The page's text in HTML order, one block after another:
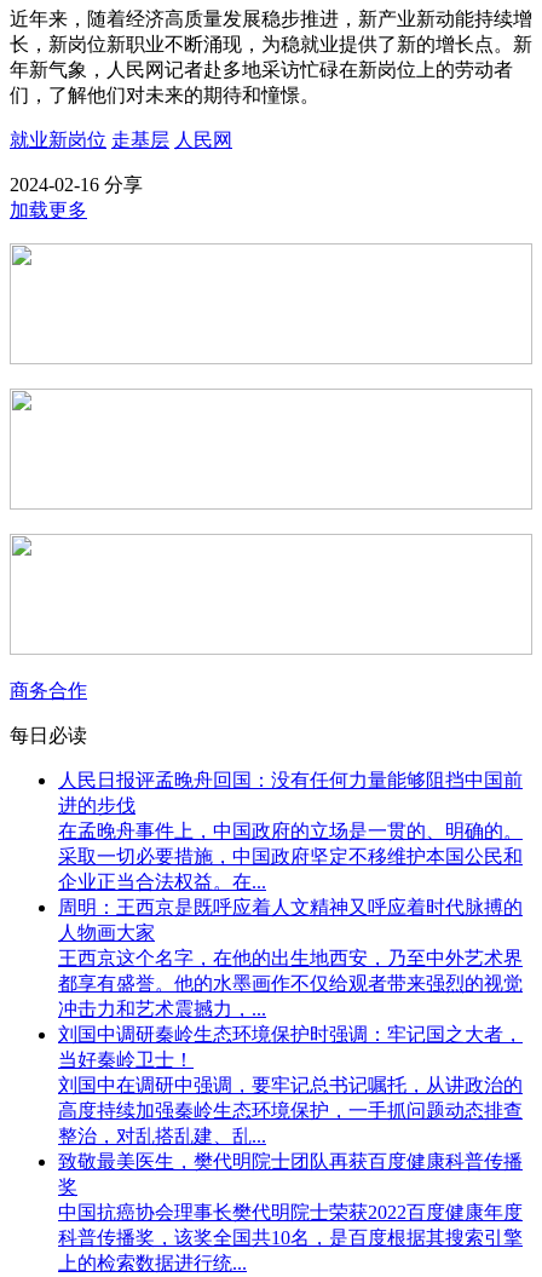
近年来，随着经济高质量发展稳步推进，新产业新动能持续增
长，新岗位新职业不断涌现，为稳就业提供了新的增长点。新
年新气象，人民网记者赴多地采访忙碌在新岗位上的劳动者
们，了解他们对未来的期待和憧憬。
就业新岗位 走基层 人民网
2024-02-16 分享
加载更多
商务合作
每日必读
人民日报评孟晚舟回国：没有任何力量能够阻挡中国前
进的步伐
在孟晚舟事件上，中国政府的立场是一贯的、明确的。
采取一切必要措施，中国政府坚定不移维护本国公民和
企业正当合法权益。在...
周明：王西京是既呼应着人文精神又呼应着时代脉搏的
人物画大家
王西京这个名字，在他的出生地西安，乃至中外艺术界
都享有盛誉。他的水墨画作不仅给观者带来强烈的视觉
冲击力和艺术震撼力，...
刘国中调研秦岭生态环境保护时强调：牢记国之大者，
当好秦岭卫士！
刘国中在调研中强调，要牢记总书记嘱托，从讲政治的
高度持续加强秦岭生态环境保护，一手抓问题动态排查
整治，对乱搭乱建、乱...
致敬最美医生，樊代明院士团队再获百度健康科普传播
奖
中国抗癌协会理事长樊代明院士荣获2022百度健康年度
科普传播奖，该奖全国共10名，是百度根据其搜索引擎
上的检索数据进行统...